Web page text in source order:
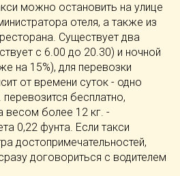
можно остановить на улице
отеля, а также из
Существует два
с 6.00 до 20.30) и ночной
на 15%), для перевозки
от времени суток - одно
бесплатно,
более 12 кг. -
0,22 фунта. Если такси
достопримечательностей,
договориться с водителем